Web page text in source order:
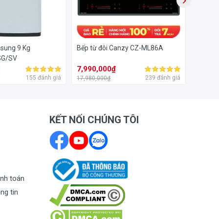
9 Kg
SV
155 đánh giá
Bếp từ đôi Canzy CZ-ML86A
7,990,000₫
17,980,000₫ 239 đánh giá
toán
tin
KẾT NỐI CHÚNG TÔI